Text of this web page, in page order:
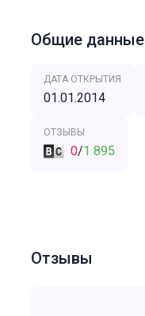
Общие данные
ДАТА ОТКРЫТИЯ
01.01.2014
ОТЗЫВЫ
0/1 895
Отзывы